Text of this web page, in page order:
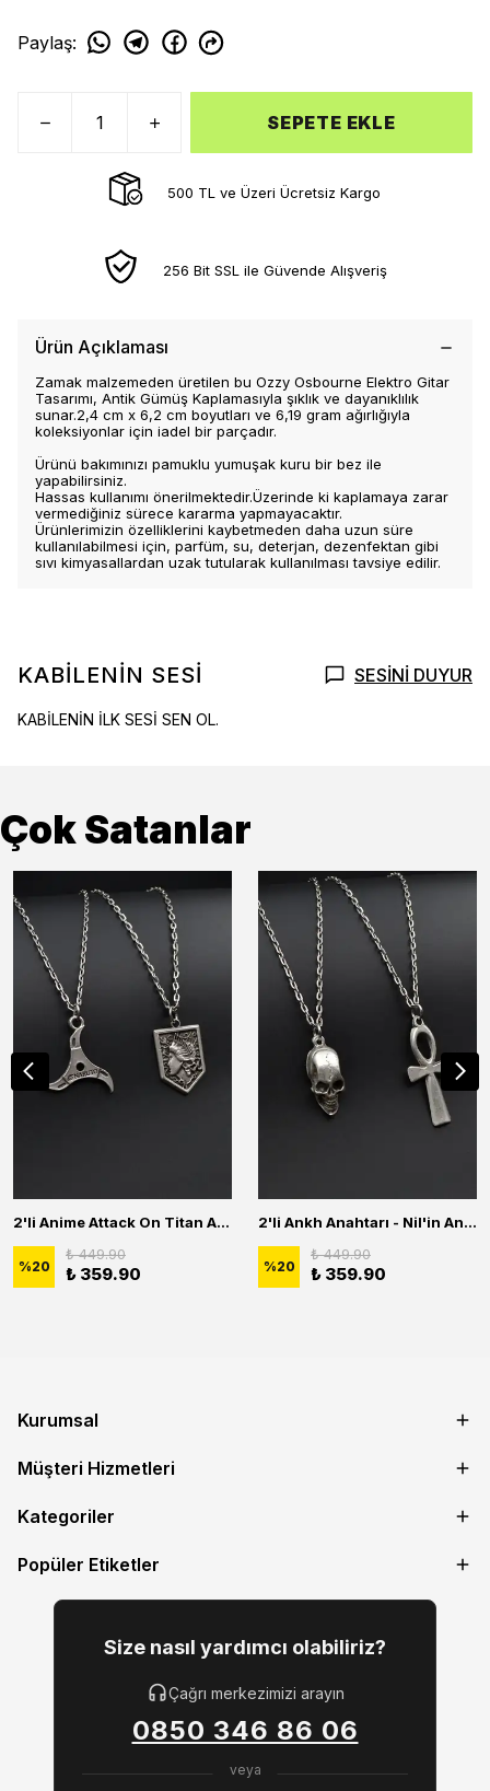
Paylaş:
SEPETE EKLE
500 TL ve Üzeri Ücretsiz Kargo
256 Bit SSL ile Güvende Alışveriş
Ürün Açıklaması
Zamak malzemeden üretilen bu Ozzy Osbourne Elektro Gitar
Tasarımı, Antik Gümüş Kaplamasıyla şıklık ve dayanıklılık
sunar.2,4 cm x 6,2 cm boyutları ve 6,19 gram ağırlığıyla
koleksiyonlar için iadel bir parçadır.
Ürünü bakımınızı pamuklu yumuşak kuru bir bez ile
yapabilirsiniz.
Hassas kullanımı önerilmektedir.Üzerinde ki kaplamaya zarar
vermediğiniz sürece kararma yapmayacaktır.
Ürünlerimizin özelliklerini kaybetmeden daha uzun süre
kullanılabilmesi için, parfüm, su, deterjan, dezenfektan gibi
sıvı kimyasallardan uzak tutularak kullanılması tavsiye edilir.
KABİLENİN SESİ SESİNİ DUYUR
KABİLENİN İLK SESİ SEN OL.
Çok Satanlar
2'li Anime Attack On Titan Acrylic Maria Anime Naruto Erkek Kadın Kolye Seti
%20
₺ 449.90
₺ 359.90
2'li Ankh Anahtarı - Nil'in Anahtarı - Kuru Kafa Erkek Kadın Kolye Seti
%20
₺ 449.90
₺ 359.90
Kurumsal
Müşteri Hizmetleri
Kategoriler
Popüler Etiketler
Size nasıl yardımcı olabiliriz?
Çağrı merkezimizi arayın
0850 346 86 06